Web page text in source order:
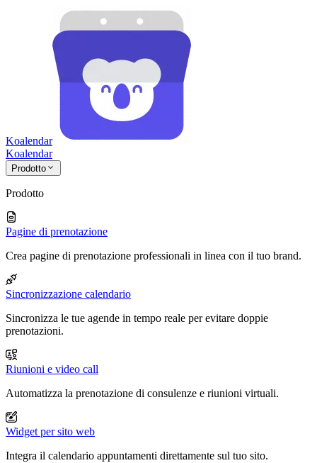
Koalendar
Koalendar
Prodotto
Prodotto
Pagine di prenotazione
Crea pagine di prenotazione professionali in linea con il tuo brand.
Sincronizzazione calendario
Sincronizza le tue agende in tempo reale per evitare doppie
prenotazioni.
Riunioni e video call
Automatizza la prenotazione di consulenze e riunioni virtuali.
Widget per sito web
Integra il calendario appuntamenti direttamente sul tuo sito.